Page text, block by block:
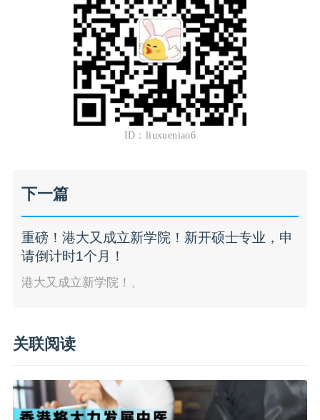
ID：liuxueniao6
下一篇
重磅！港大又成立新学院！新开硕士专业，申
请倒计时1个月！
港大又成立新学院！、
关联阅读